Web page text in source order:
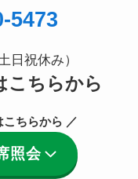
5473
日祝休み）
こちらから
こちらから ／
照会